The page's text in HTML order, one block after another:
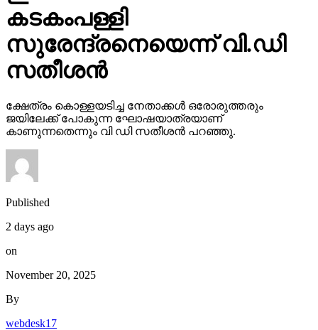
കടകംപള്ളി
സുരേന്ദ്രനെയെന്ന് വി.ഡി
സതീശന്‍
ക്ഷേത്രം കൊള്ളയടിച്ച നേതാക്കള്‍ ഒരോരുത്തരും
ജയിലേക്ക് പോകുന്ന ഘോഷയാത്രയാണ്
കാണുന്നതെന്നും വി ഡി സതീശന്‍ പറഞ്ഞു.
Published
2 days ago
on
November 20, 2025
By
webdesk17